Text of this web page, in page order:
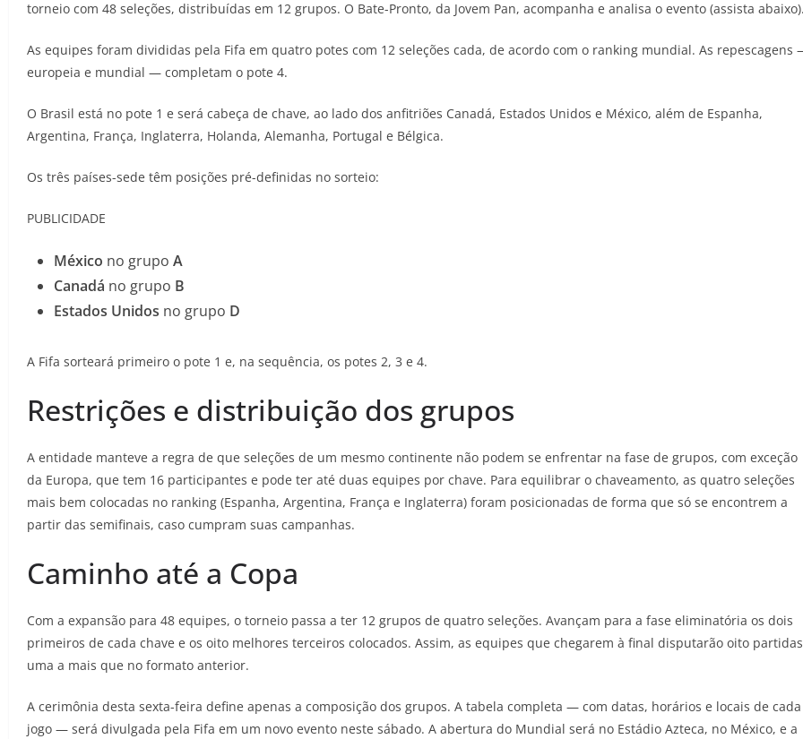
torneio com 48 seleções, distribuídas em 12 grupos. O Bate-Pronto, da Jovem Pan, acompanha e analisa o evento (assista abaixo).
As equipes foram divididas pela Fifa em quatro potes com 12 seleções cada, de acordo com o ranking mundial. As repescagens
europeia e mundial — completam o pote 4.
O Brasil está no pote 1 e será cabeça de chave, ao lado dos anfitriões Canadá, Estados Unidos e México, além de Espanha,
Argentina, França, Inglaterra, Holanda, Alemanha, Portugal e Bélgica.
Os três países-sede têm posições pré-definidas no sorteio:
PUBLICIDADE
México no grupo A
Canadá no grupo B
Estados Unidos no grupo D
A Fifa sorteará primeiro o pote 1 e, na sequência, os potes 2, 3 e 4.
Restrições e distribuição dos grupos
A entidade manteve a regra de que seleções de um mesmo continente não podem se enfrentar na fase de grupos, com exceção
da Europa, que tem 16 participantes e pode ter até duas equipes por chave. Para equilibrar o chaveamento, as quatro seleções
mais bem colocadas no ranking (Espanha, Argentina, França e Inglaterra) foram posicionadas de forma que só se encontrem a
partir das semifinais, caso cumpram suas campanhas.
Caminho até a Copa
Com a expansão para 48 equipes, o torneio passa a ter 12 grupos de quatro seleções. Avançam para a fase eliminatória os dois
primeiros de cada chave e os oito melhores terceiros colocados. Assim, as equipes que chegarem à final disputarão oito
uma a mais que no formato anterior.
A cerimônia desta sexta-feira define apenas a composição dos grupos. A tabela completa — com datas, horários e locais de cada
jogo — será divulgada pela Fifa em um novo evento neste sábado. A abertura do Mundial será no Estádio Azteca, no México, e a